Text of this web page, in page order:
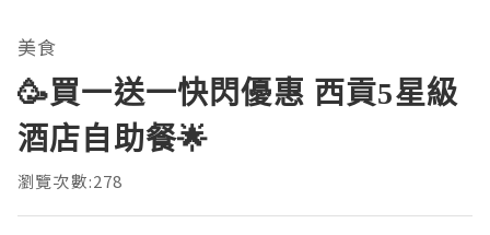
美食
🥳買一送一快閃優惠 西貢5星級
酒店自助餐🌟
瀏覽次數:278